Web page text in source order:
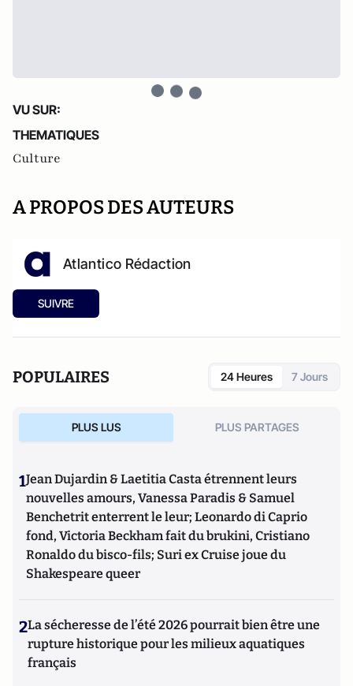
VU SUR:
THEMATIQUES
Culture
A PROPOS DES AUTEURS
Atlantico Rédaction
SUIVRE
POPULAIRES 24 Heures 7 Jours
PLUS LUS PLUS PARTAGES
1Jean Dujardin & Laetitia Casta étrennent leurs
nouvelles amours, Vanessa Paradis & Samuel
Benchetrit enterrent le leur; Leonardo di Caprio
fond, Victoria Beckham fait du brukini, Cristiano
Ronaldo du bisco-fils; Suri ex Cruise joue du
Shakespeare queer
2La sécheresse de l’été 2026 pourrait bien être une
rupture historique pour les milieux aquatiques
français